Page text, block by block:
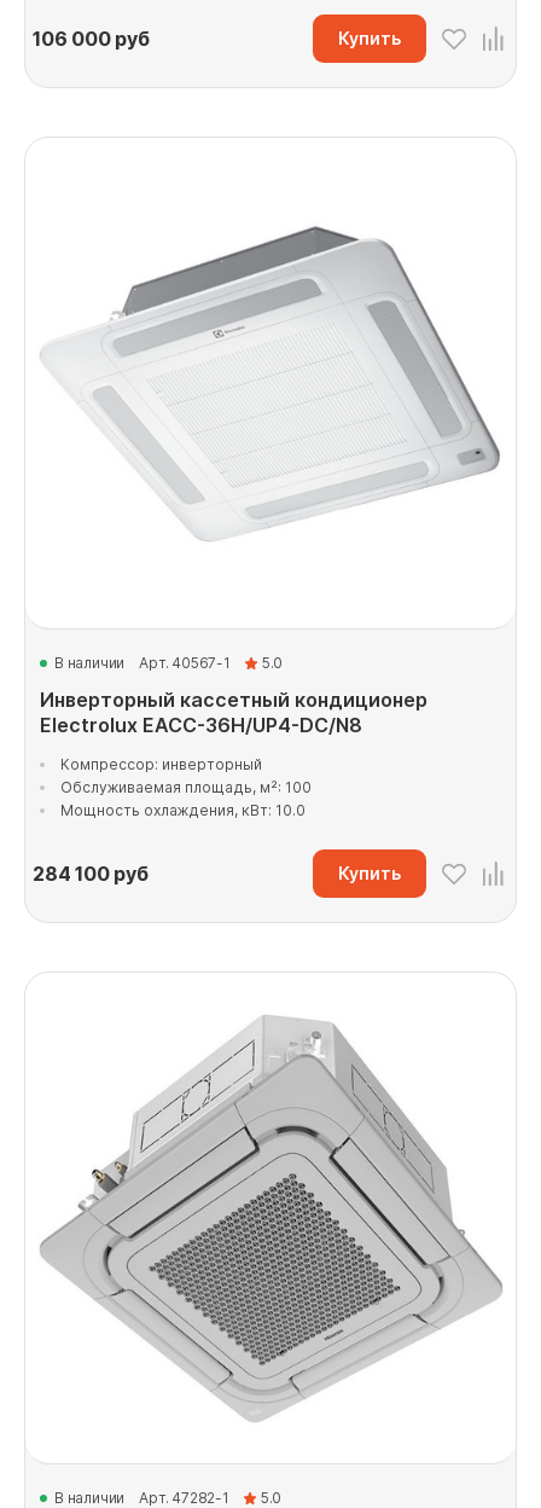
106 000руб Купить
В наличии Арт. 40567-1 5.0
Инверторный кассетный кондиционер
Electrolux EACC-36H/UP4-DC/N8
Компрессор: инверторный
Обслуживаемая площадь, м²: 100
Мощность охлаждения, кВт: 10.0
284 100руб Купить
В наличии Арт. 47282-1 5.0